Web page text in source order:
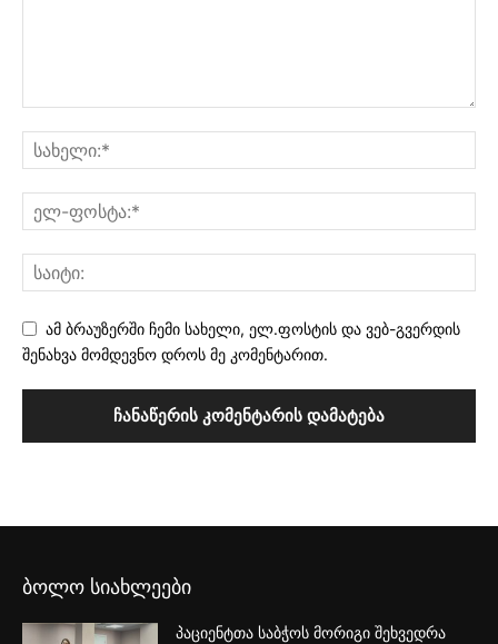
ამ ბრაუზერში ჩემი სახელი, ელ.ფოსტის და ვებ-გვერდის
შენახვა მომდევნო დროს მე კომენტარით.
ბოლო სიახლეები
პაციენტთა საბჭოს მორიგი შეხვედრა